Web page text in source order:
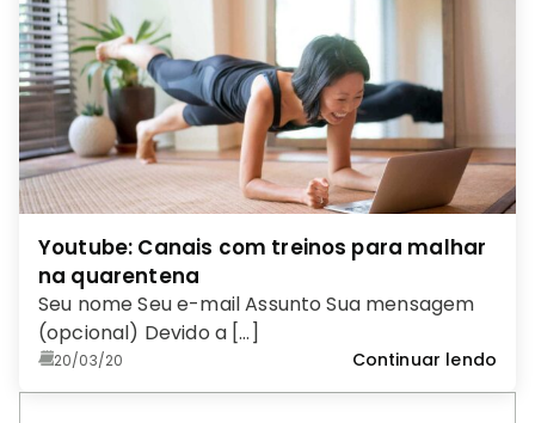
Youtube: Canais com treinos para malhar
na quarentena
Seu nome Seu e-mail Assunto Sua mensagem
(opcional) Devido a […]
20/03/20 Continuar lendo